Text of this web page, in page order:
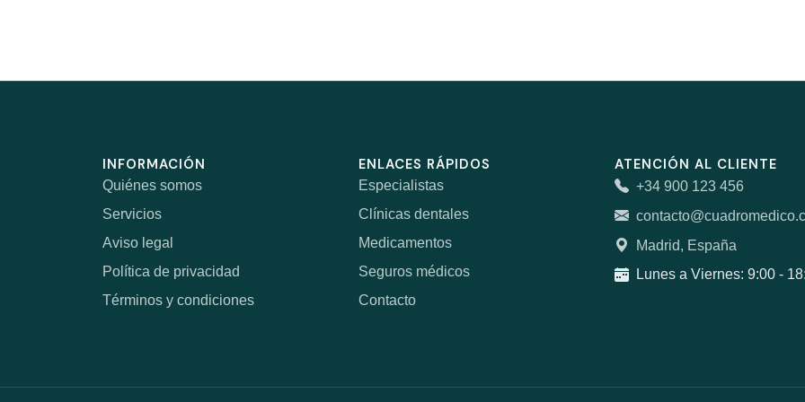
INFORMACIÓN
Quiénes somos
Servicios
Aviso legal
Política de privacidad
Términos y condiciones
ENLACES RÁPIDOS
Especialistas
Clínicas dentales
Medicamentos
Seguros médicos
Contacto
ATENCIÓN AL CLIENTE
+34 900 123 456
Madrid, España
Lunes a Viernes: 9:00 -